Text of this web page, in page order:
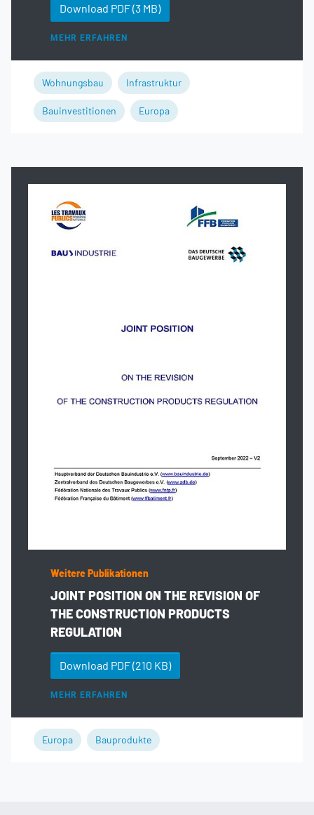
Download PDF(3 MB)
MEHR ERFAHREN
Wohnungsbau Infrastruktur
Bauinvestitionen Europa
Weitere Publikationen
JOINT POSITION ON THE REVISION OF
THE CONSTRUCTION PRODUCTS
REGULATION
Download PDF(210 KB)
MEHR ERFAHREN
Europa Bauprodukte